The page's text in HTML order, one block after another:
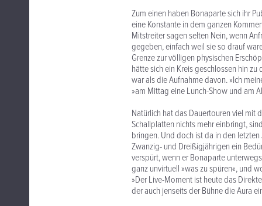
Zum einen haben Bonaparte sich ihr
eine Konstante in dem ganzen
Mitstreiter sagen selten Nein, wenn
gegeben, einfach weil sie so drauf
Grenze zur völligen physischen
hätte sich ein Kreis geschlossen hin
war als die Aufnahme davon. »Ich
»am Mittag eine Lunch-Show und am
Natürlich hat das Dauertouren viel mit
Schallplatten nichts mehr einbringt,
bringen. Und doch ist da in den
Zwanzig- und Dreißigjährigen ein
verspürt, wenn er Bonaparte
ganz unvirtuell »was zu spüren«, und
»Der Live-Moment ist heute das
der auch jenseits der Bühne die Aura